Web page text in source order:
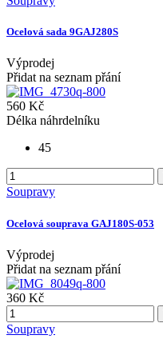
Ocelová sada 9GAJ280S
Výprodej
Přidat na seznam přání
560 Kč
Délka náhrdelníku
45
Soupravy
Ocelová souprava GAJ180S-053
Výprodej
Přidat na seznam přání
360 Kč
Soupravy